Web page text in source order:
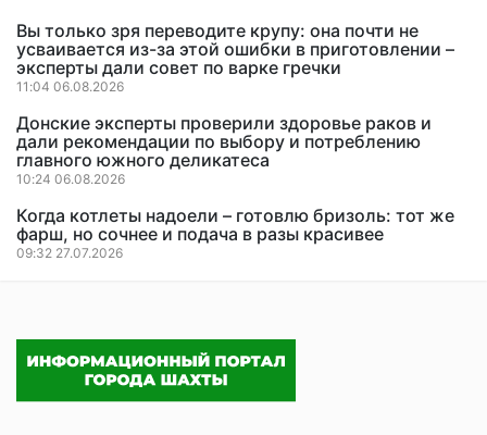
Вы только зря переводите крупу: она почти не
усваивается из-за этой ошибки в приготовлении –
эксперты дали совет по варке гречки
11:04 06.08.2026
Донские эксперты проверили здоровье раков и
дали рекомендации по выбору и потреблению
главного южного деликатеса
10:24 06.08.2026
Когда котлеты надоели – готовлю бризоль: тот же
фарш, но сочнее и подача в разы красивее
09:32 27.07.2026